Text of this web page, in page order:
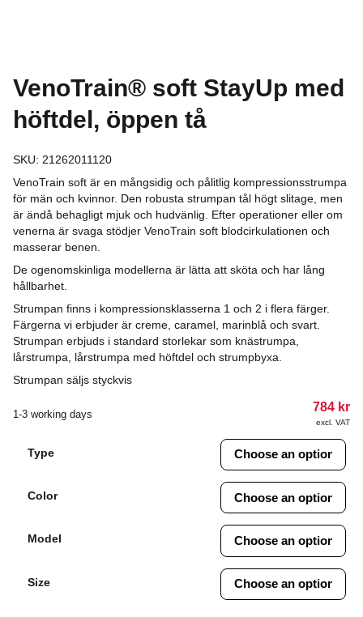
VenoTrain® soft StayUp med
höftdel, öppen tå
SKU: 21262011120
VenoTrain soft är en mångsidig och pålitlig kompressionsstrumpa
för män och kvinnor. Den robusta strumpan tål högt slitage, men
är ändå behagligt mjuk och hudvänlig. Efter operationer eller om
venerna är svaga stödjer VenoTrain soft blodcirkulationen och
masserar benen.
De ogenomskinliga modellerna är lätta att sköta och har lång
hållbarhet.
Strumpan finns i kompressionsklasserna 1 och 2 i flera färger.
Färgerna vi erbjuder är creme, caramel, marinblå och svart.
Strumpan erbjuds i standard storlekar som knästrumpa,
lårstrumpa, lårstrumpa med höftdel och strumpbyxa.
Strumpan säljs styckvis
1-3 working days
784 kr
excl. VAT
Type
Color
Model
Size